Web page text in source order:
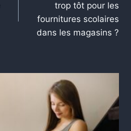
trop tôt pour les
fournitures scolaires
dans les magasins ?